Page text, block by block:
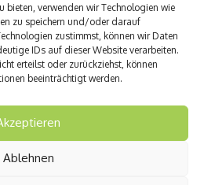
bieten, verwenden wir Technologien wie
zu speichern und/oder darauf
zustimmst, können wir Daten
IDs auf dieser Website verarbeiten.
erteilst oder zurückziehst, können
beeinträchtigt werden.
Ablehnen
– Neues Boutique-Fitnesskonzept in